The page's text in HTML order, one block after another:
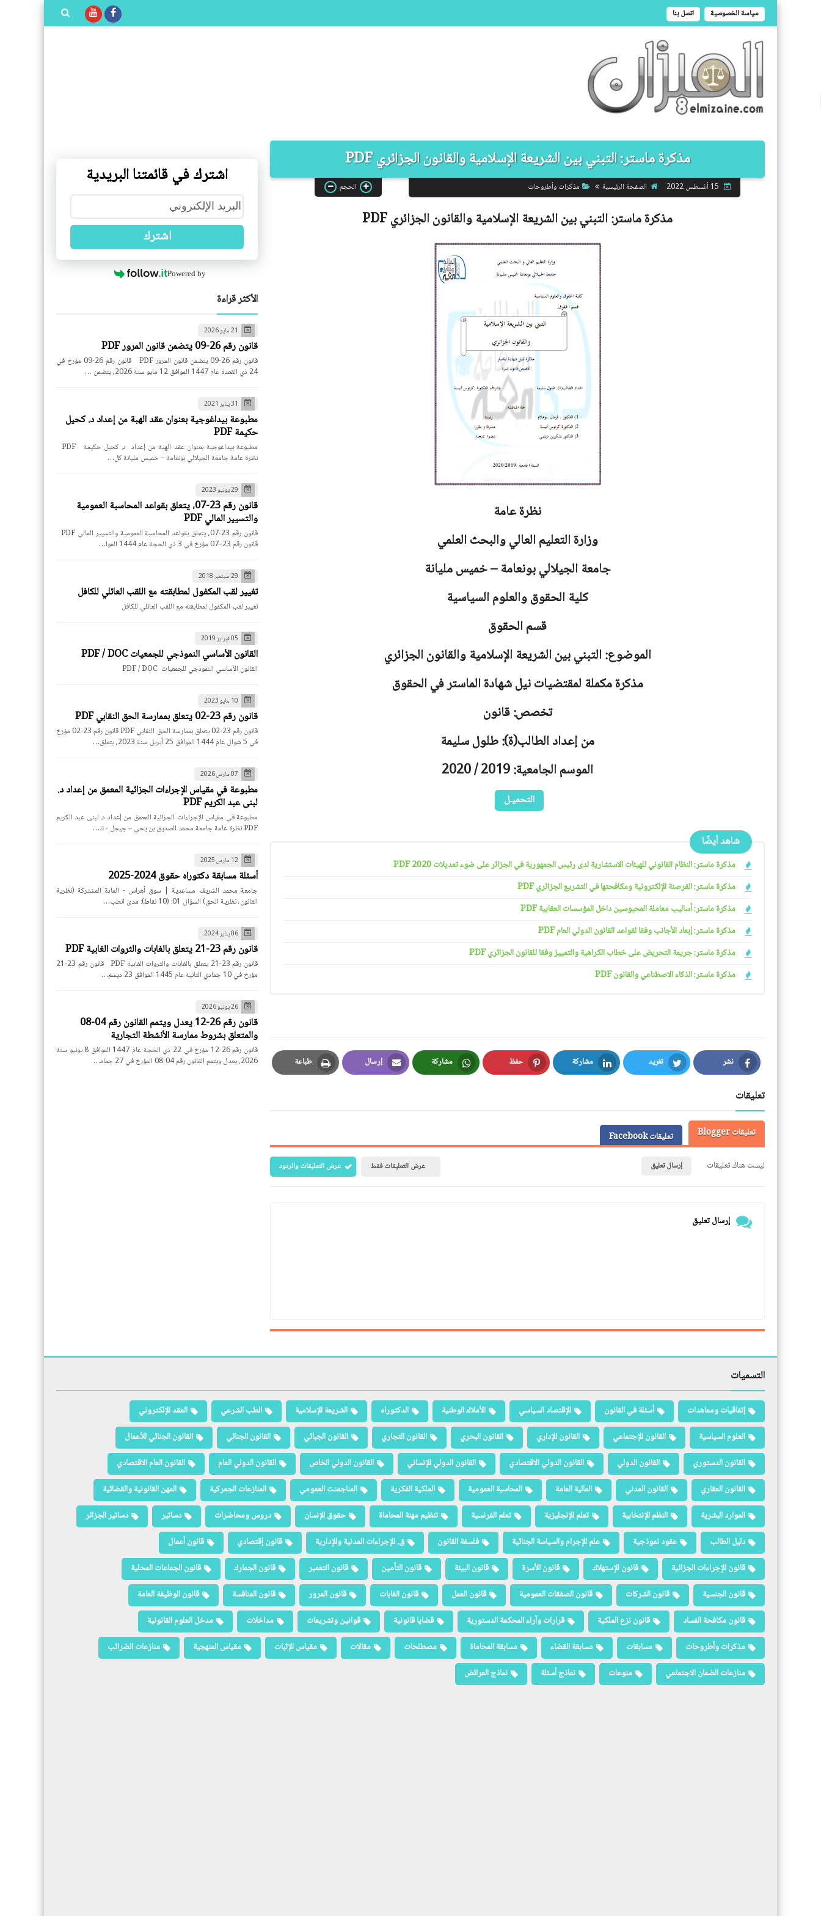
سياسة الخصوصية اتصل بنا
مذكرة ماستر: التبني بين الشريعة الإسلامية والقانون الجزائري PDF
الصفحة الرئيسية مذكرات وأطروحات الحجم
مذكرة ماستر:التبني بين الشريعة الإسلامية والقانون الجزائريPDF
نظرة عامة
وزارة التعليم العالي والبحث العلمي
جامعةالجيلالي بونعامة – خميس مليانة
كلية الحقوق والعلوم السياسية
قسم الحقوق
الموضوع: التبني بين الشريعة الإسلامية والقانون الجزائري
مذكرة مكملة لمقتضيات نيل شهادة الماستر في الحقوق
تخصص: قانون
من إعداد الطالب(ة): طلول سليمة
الموسم الجامعية: 2019 / 2020
التحميـل
شاهد أيضًا
مذكرة ماستر: النظام القانوني للهيئات الاستشارية لدى رئيس الجمهورية في الجزائر على ضوء تعديلات 2020 PDF
مذكرة ماستر: القرصنة الإلكترونية ومكافحتها في التشريع الجزائري PDF
مذكرة ماستر: أساليب معاملة المحبوسين داخل المؤسسات العقابية PDF
مذكرة ماستر: إبعاد الأجانب وفقا لقواعد القانون الدولي العام PDF
مذكرة ماستر: جريمة التحريض على خطاب الكراهية والتمييز وفقا للقانون الجزائري PDF
مذكرة ماستر: الذكاء الاصطناعي والقانون PDF
نشر
Facebook
تغريد
Twitter
مشاركة
LinkedIn
حفظ
Pinterest
مشاركة
Whatsapp
إرسال
Email
طباعة
Print
تعليقات
تعليقات Blogger
تعليقات Facebook
ليست هناك تعليقات
إرسال تعليق عرض التعليقات فقط عرض التعليقات والردود
إرسال تعليق
اشترك في قائمتنا البريدية
اشترك
Powered by
الأكثر قراءة
21 مايو 2026
قانون رقم 26-09 يتضمن قانون المرور PDF
قانون رقم 26-09 يتضمن قانون المرور PDF قانون رقم 26-09 مؤرخ في
24 ذي القعدة عام 1447 الموافق 12 مايو سنة 2026، يتضمن …
31 يناير 2021
مطبوعة بيداغوجية بعنوان عقد الهبة من إعداد د. كحيل
حكيمة PDF
نظرة عامة جامعة الجيلالي بونعامة – خميس مليانة كل…
29 يونيو 2023
قانون رقم 23-07، يتعلق بقواعد المحاسبة العمومية
والتسيير المالي PDF
قانون رقم 23–07 مؤرخ في 3 ذي الحجة عام 1444 الموا…
29 سبتمبر 2018
تغيير لقب المكفول لمطابقته مع اللقب العائلي للكافل
تغيير لقب المكفول لمطابقته مع اللقب العائلي للكافل
05 فبراير 2019
القانون الأساسي النموذجي للجمعيات PDF / DOC
القانون الأساسي النموذجي للجمعيات PDF / DOC
10 مايو 2023
قانون رقم 23-02 يتعلق بممارسة الحق النقابي PDF
قانون رقم 23-02 يتعلق بممارسة الحق النقابي PDF قانون رقم 23-02 مؤرخ
في 5 شوال عام 1444 الموافق 25 أبريل سنة 2023، يتعلق…
07 مارس 2026
مطبوعة في مقياس الإجراءات الجزائية المعمق من إعداد د.
لبنى عبد الكريم PDF
مطبوعة في مقياس الإجراءات الجزائية المعمق من إعداد د. لبنى عبد الكريم
PDF نظرة عامة جامعة محمد الصديق بن يحي – جيجل - ك…
12 مارس 2025
أسئلة مسابقة دكتوراه حقوق 2024-2025
جامعة محمد الشريف مساعدية | سوق أهراس - المادة المشتركة (نظرية
القانون، نظرية الحق) السؤال 01: (10 نقاط): مدى انطب…
06 يناير 2024
قانون رقم 23-21 يتعلق بالغابات والثروات الغابية PDF
قانون رقم 23-21 يتعلق بالغابات والثروات الغابية PDF قانون رقم 23-21
مؤرخ في 10 جمادي الثانية عام 1445 الموافق 23 ديسم…
26 يونيو 2026
قانون رقم 26-12 يعدل ويتمم القانون رقم 04-08
والمتعلق بشروط ممارسة الأنشطة التجارية
قانون رقم 26-12 مؤرخ في 22 ذي الحجة عام 1447 الموافق 8 يونيو سنة
2026، يعدل ويتمم القانون رقم 04-08 المؤرخ في 27 جماد…
التسميات
إتفاقيات ومعاهدات أسئلة في القانون الإقتصاد السياسي الأملاك الوطنية الدكتوراه الشريعة الإسلامية الطب الشرعي
العقد الإلكتروني
العلوم السياسية
القانون الإجتماعي القانون الإداري القانون البحري القانون التجاري القانون الجبائي القانون الجنائي
القانون الجنائي للأعمال
القانون الدستوري
القانون الدولي القانون الدولي الاقتصادي القانون الدولي الإنساني القانون الدولي الخاص القانون الدولي العام
القانون العام الاقتصادي
القانون العقاري
القانون المدني المالية العامة المحاسبة العمومية الملكية الفكرية المناجمنت العمومي المنازعات الجمركية
المهن القانونية والقضائية
الموارد البشرية
النظم الإنتخابية تعلم الإنجليزية تعلم الفرنسية تنظيم مهنة المحاماة حقوق الإنسان دروس ومحاضرات دساتير
دساتير الجزائر
دليل الطالب
عقود نموذجية علم الإجرام والسياسة الجنائية فلسفة القانون ق. الإجراءات المدنية والإدارية قانون إقتصادي
قانون أعمال
قانون الإجراءات الجزائية
قانون الإستهلاك قانون الأسرة قانون البيئة قانون التأمين قانون التعمير قانون الجمارك
قانون الجماعات المحلية
قانون الجنسية
قانون الشركات قانون الصفقات العمومية قانون العمل قانون الغابات قانون المرور قانون المنافسة
قانون الوظيفة العامة
قانون مكافحة الفساد
قانون نزع الملكية قرارات وآراء المحكمة الدستورية قضايا قانونية قوانين وتشريعات مداخلات
مدخل العلوم القانونية
مذكرات وأطروحات
مسابقات مسابقة القضاء مسابقة المحاماة مصطلحات مقالات مقياس الإثبات مقياس المنهجية
منازعات الضرائب
منازعات الضمان الاجتماعي
منوعات نماذج أسئلة نماذج العرائض